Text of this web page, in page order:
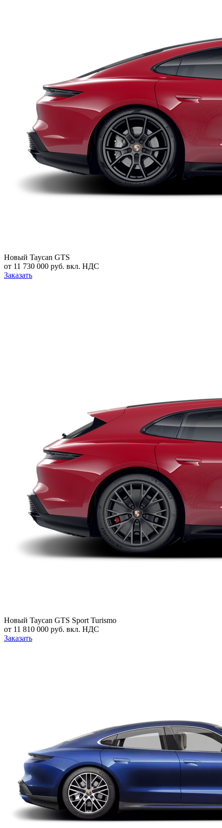
Новый Taycan GTS
от 11 730 000 руб. вкл. НДС
Заказать
Новый Taycan GTS Sport Turismo
от 11 810 000 руб. вкл. НДС
Заказать